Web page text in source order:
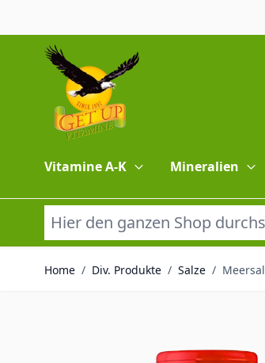
Direkt zum Inhalt
Vitamine A-K Mineralien
Home / Div. Produkte / Salze /